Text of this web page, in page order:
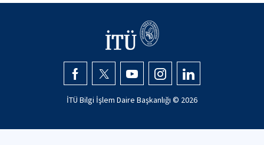
İTÜ Bilgi İşlem Daire Başkanlığı © 2026